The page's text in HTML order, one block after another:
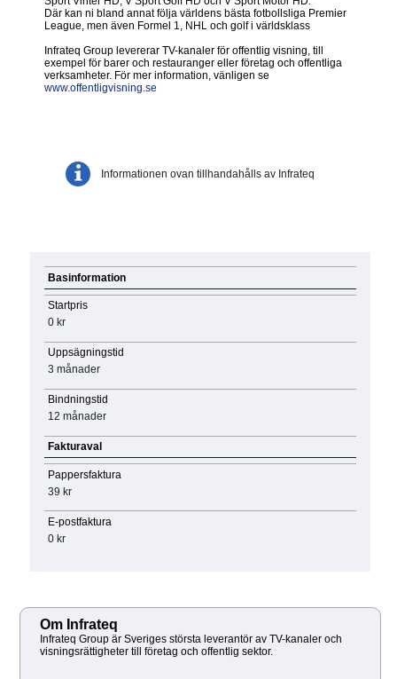
Där kan ni bland annat följa världens bästa fotbollsliga Premier
League, men även Formel 1, NHL och golf i världsklass
Infrateq Group levererar TV-kanaler för offentlig visning, till
exempel för barer och restauranger eller företag och offentliga
verksamheter. För mer information, vänligen se
www.offentligvisning.se
Informationen ovan tillhandahålls av Infrateq
Basinformation
Startpris
0 kr
Uppsägningstid
3 månader
Bindningstid
12 månader
Fakturaval
Pappersfaktura
39 kr
E-postfaktura
0 kr
Om Infrateq
Infrateq Group är Sveriges största leverantör av TV-kanaler och
visningsrättigheter till företag och offentlig sektor.